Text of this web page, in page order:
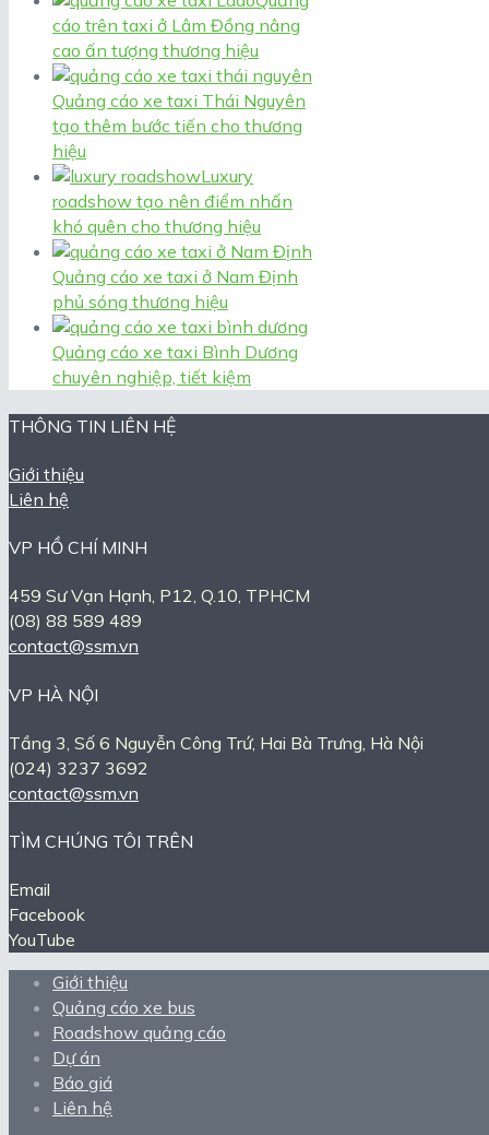
cáo trên taxi ở Lâm Đồng nâng
cao ấn tượng thương hiệu
Quảng cáo xe taxi Thái Nguyên
tạo thêm bước tiến cho thương
hiệu
Luxury
roadshow tạo nên điểm nhấn
khó quên cho thương hiệu
Quảng cáo xe taxi ở Nam Định
phủ sóng thương hiệu
Quảng cáo xe taxi Bình Dương
chuyên nghiệp, tiết kiệm
THÔNG TIN LIÊN HỆ
Giới thiệu
Liên hệ
VP HỒ CHÍ MINH
459 Sư Vạn Hạnh, P12, Q.10, TPHCM
(08) 88 589 489
contact@ssm.vn
VP HÀ NỘI
Tầng 3, Số 6 Nguyễn Công Trứ, Hai Bà Trưng, Hà Nội
(024) 3237 3692
contact@ssm.vn
TÌM CHÚNG TÔI TRÊN
Email
Facebook
YouTube
Giới thiệu
Quảng cáo xe bus
Roadshow quảng cáo
Dự án
Báo giá
Liên hệ